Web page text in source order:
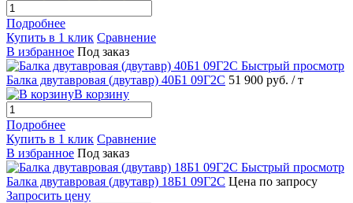
Подробнее
Купить в 1 клик Сравнение
В избранное Под заказ
Быстрый просмотр
Балка двутавровая (двутавр) 40Б1 09Г2С 51 900 руб. / т
В корзину
Подробнее
Купить в 1 клик Сравнение
В избранное Под заказ
Быстрый просмотр
Балка двутавровая (двутавр) 18Б1 09Г2С Цена по запросу
Запросить цену